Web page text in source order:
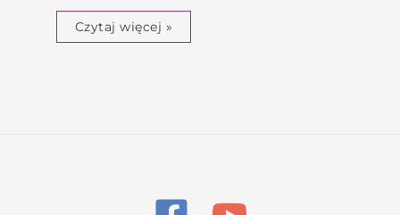
Czytaj więcej »